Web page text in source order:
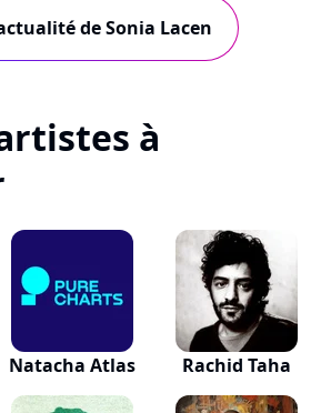
de Sonia Lacen
à
Natacha Atlas Rachid Taha